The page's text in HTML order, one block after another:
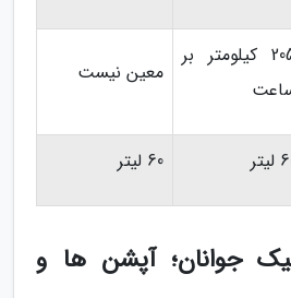
205 کیلومتر بر
معین نیست
60 لیتر
جوانان؛ آپشن ها و